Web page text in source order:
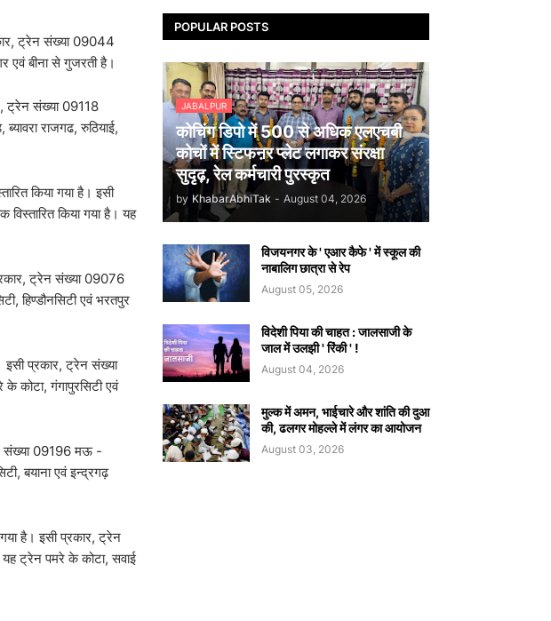
ट्रेन संख्या 09044
एवं बीना से गुजरती है।
ट्रेन संख्‍या 09118
राजगढ, रुठियाई,
किया गया है। इसी
किया गया है। यह
ट्रेन संख्या 09076
हिण्डौनसिटी एवं भरतपुर
प्रकार, ट्रेन संख्या
कोटा, गंगापुरसिटी एवं
संख्या 09196 मऊ -
बयाना एवं इन्द्रगढ़
है। इसी प्रकार, ट्रेन
ट्रेन पमरे के कोटा, सवाई
POPULAR POSTS
JABALPUR
कोचिंग डिपो में 500 से अधिक एलएचबी
कोचों में स्टिफऩर प्लेट लगाकर संरक्षा
सुदृढ़, रेल कर्मचारी पुरस्कृत
by KhabarAbhiTak - August 04, 2026
विजयनगर के ' एआर कैफे ' में स्कूल की
नाबालिग छात्रा से रेप
August 05, 2026
विदेशी पिया की चाहत : जालसाजी के
जाल में उलझी ' रिंकी ' !
August 04, 2026
मुल्क में अमन, भाईचारे और शांति की दुआ
की, ढलगर मोहल्ले में लंगर का आयोजन
August 03, 2026